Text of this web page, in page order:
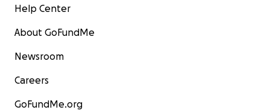
Help Center
About GoFundMe
Newsroom
Careers
GoFundMe.org